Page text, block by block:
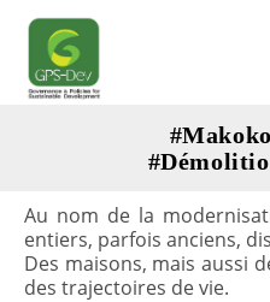
content
Au nom de la
entiers, parfois anciens,
Des maisons, mais aussi
des trajectoires de vie.